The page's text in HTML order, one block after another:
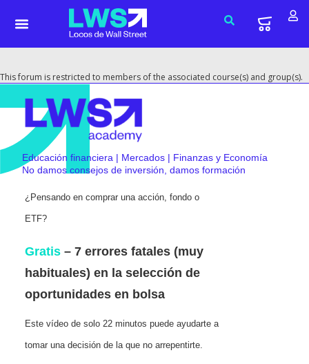
This forum is restricted to members of the associated course(s) and group(s).
Educación financiera | Mercados | Finanzas y Economía
No damos consejos de inversión, damos formación
¿Pensando en comprar una acción, fondo o
ETF?
Gratis – 7 errores fatales (muy
habituales) en la selección de
oportunidades en bolsa
Este vídeo de solo 22 minutos puede ayudarte a
tomar una decisión de la que no arrepentirte.